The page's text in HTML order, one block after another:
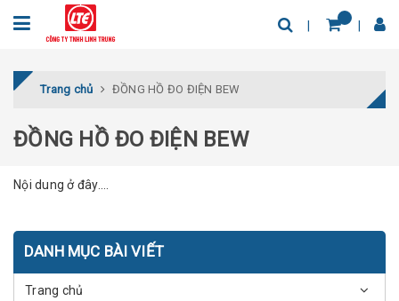
Trang chủ ĐỒNG HỒ ĐO ĐIỆN BEW
ĐỒNG HỒ ĐO ĐIỆN BEW
Nội dung ở đây....
DANH MỤC BÀI VIẾT
Trang chủ